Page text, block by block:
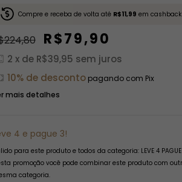
Compre e receba de volta até R$11,99 em cashback
R$79,90
2 x de R$39,95 sem juros
10% de descontopagando com Pix
mais detalhes
4 e pague 3!
para este produto e todos da categoria: LEVE 4 PAGUE
promoção você pode combinar este produto com
categoria.